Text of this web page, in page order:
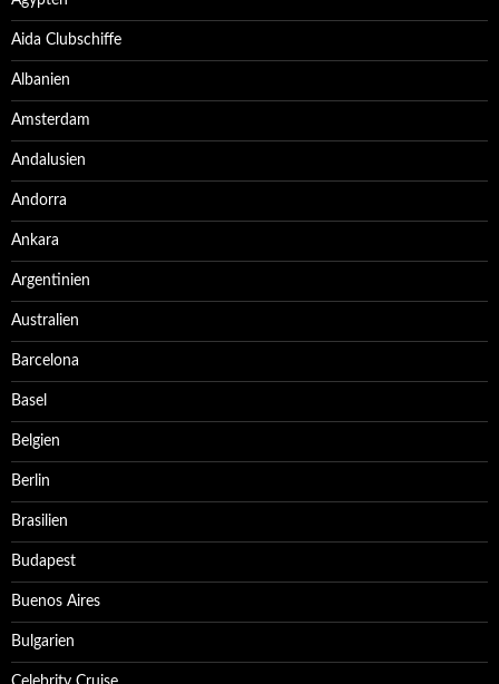
Aida Clubschiffe
Albanien
Amsterdam
Andalusien
Andorra
Ankara
Argentinien
Australien
Barcelona
Basel
Belgien
Berlin
Brasilien
Budapest
Buenos Aires
Bulgarien